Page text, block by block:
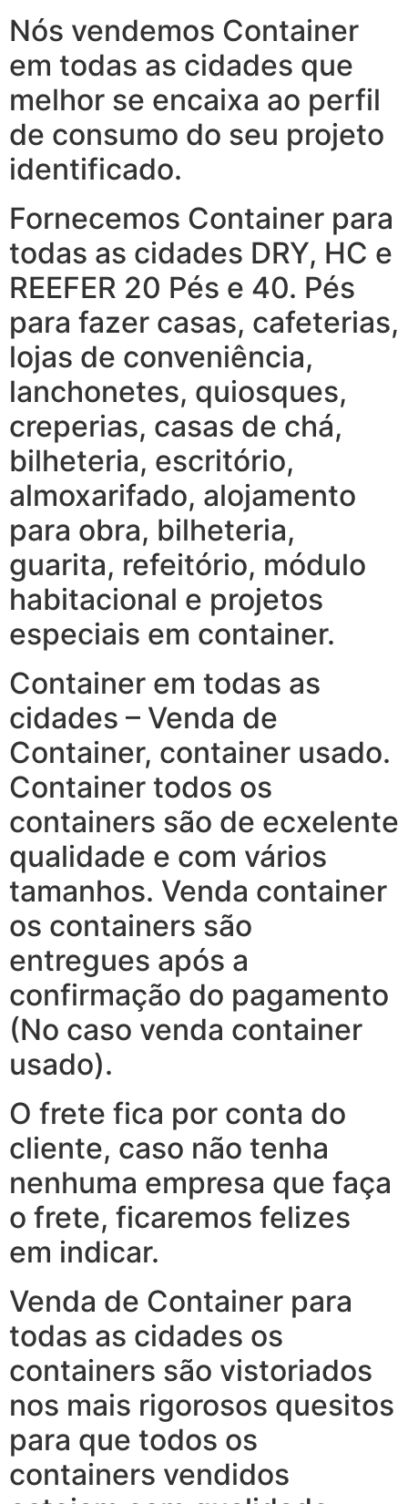
Nós vendemos Container
em todas as cidades que
melhor se encaixa ao perfil
de consumo do seu projeto
identificado.
Fornecemos Container para
todas as cidades DRY, HC e
REEFER 20 Pés e 40. Pés
para fazer casas, cafeterias,
lojas de conveniência,
lanchonetes, quiosques,
creperias, casas de chá,
bilheteria, escritório,
almoxarifado, alojamento
para obra, bilheteria,
guarita, refeitório, módulo
habitacional e projetos
especiais em container.
Container em todas as
cidades – Venda de
Container, container usado.
Container todos os
containers são de ecxelente
qualidade e com vários
tamanhos. Venda container
os containers são
entregues após a
confirmação do pagamento
(No caso venda container
usado).
O frete fica por conta do
cliente, caso não tenha
nenhuma empresa que faça
o frete, ficaremos felizes
em indicar.
Venda de Container para
todas as cidades os
containers são vistoriados
nos mais rigorosos quesitos
para que todos os
containers vendidos